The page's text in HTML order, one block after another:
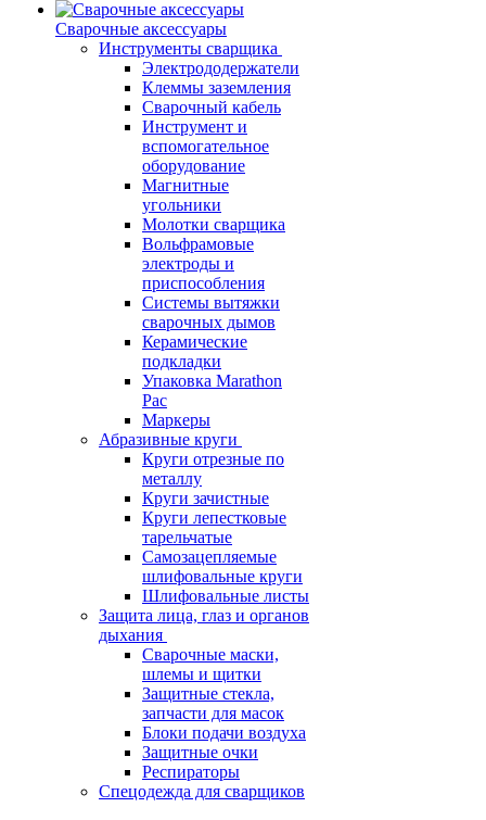
Сварочные аксессуары
Инструменты сварщика
Электрододержатели
Клеммы заземления
Сварочный кабель
Инструмент и
вспомогательное
оборудование
Магнитные
угольники
Молотки сварщика
Вольфрамовые
электроды и
приспособления
Системы вытяжки
сварочных дымов
Керамические
подкладки
Упаковка Marathon
Pac
Маркеры
Абразивные круги
Круги отрезные по
металлу
Круги зачистные
Круги лепестковые
тарельчатые
Самозацепляемые
шлифовальные круги
Шлифовальные листы
Защита лица, глаз и органов
дыхания
Сварочные маски,
шлемы и щитки
Защитные стекла,
запчасти для масок
Блоки подачи воздуха
Защитные очки
Респираторы
Спецодежда для сварщиков